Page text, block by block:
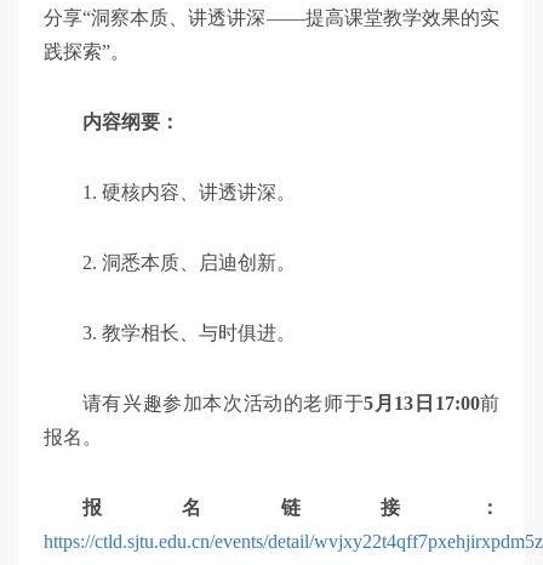
分享“洞察本质、讲透讲深——提高课堂教学效果的实
践探索”。
内容纲要：
1. 硬核内容、讲透讲深。
2. 洞悉本质、启迪创新。
3. 教学相长、与时俱进。
请有兴趣参加本次活动的老师于5月13日17:00前
报名。
报名链接：
https://ctld.sjtu.edu.cn/events/detail/